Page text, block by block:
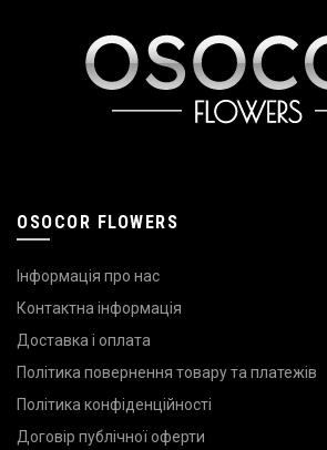
OSOCOR FLOWERS
Інформація про нас
Контактна інформація
Доставка і оплата
Політика повернення товару та платежів
Політика конфіденційності
Договір публічної оферти